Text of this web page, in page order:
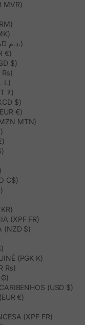
MVR)
MARROCOS (MAD د.م.)
€)
$)
₨)
L)
₮)
$)
€)
MTN)
C$)
(XPF FR)
(NZD $)
(PGK K)
₨)
₲)
(USD $)
€)
(XPF FR)